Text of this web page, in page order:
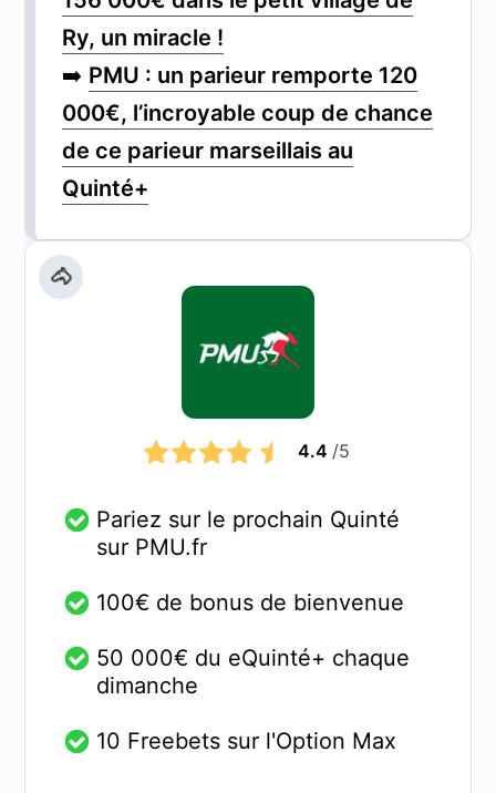
Ry, un miracle !
➡️ PMU : un parieur remporte 120
000€, l’incroyable coup de chance
de ce parieur marseillais au
Quinté+
🐴
4.4 /5
Pariez sur le prochain Quinté
sur PMU.fr
100€ de bonus de bienvenue
50 000€ du eQuinté+ chaque
dimanche
10 Freebets sur l'Option Max